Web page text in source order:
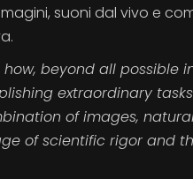
suoni dal vivo e
beyond all possible
extraordinary
of images,
of scientific rigor and